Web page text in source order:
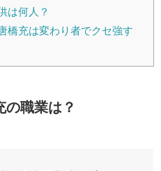
は何人？
橋充は変わり者でクセ強す
の職業は？